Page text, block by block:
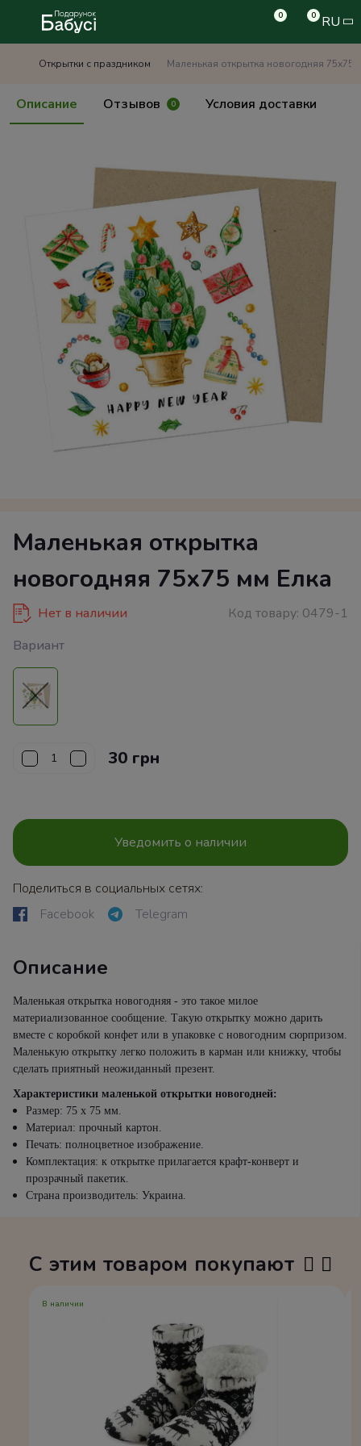
0 0 RU
Открытки с праздником Маленькая открытка новогодняя 75х75
Описание Отзывов 0 Условия доставки
Маленькая открытка
новогодняя 75х75 мм Елка
Нет в наличии Код товару: 0479-1
Вариант
30 грн
Уведомить о наличии
Поделиться в социальных сетях:
Facebook
Telegram
Описание
Маленькая открытка новогодняя - это такое милое
материализованное сообщение. Такую открытку можно дарить
вместе с коробкой конфет или в упаковке с новогодним сюрпризом.
Маленькую открытку легко положить в карман или книжку, чтобы
сделать приятный неожиданный презент.
Характеристики маленькой открытки новогодней:
Размер: 75 х 75 мм.
Материал: прочный картон.
Печать: полноцветное изображение.
Комплектация: к открытке прилагается крафт-конверт и
прозрачный пакетик.
Страна производитель: Украина.
С этим товаром покупают
В наличии